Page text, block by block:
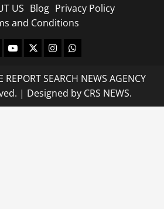
US Blog Privacy Policy
and Conditions
Youtube
X InstagramWhatsapp
SEARCH NEWS AGENCY
| Designed by CRS NEWS.